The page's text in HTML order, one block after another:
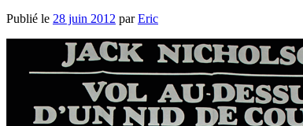
Publié le 28 juin 2012 parEric